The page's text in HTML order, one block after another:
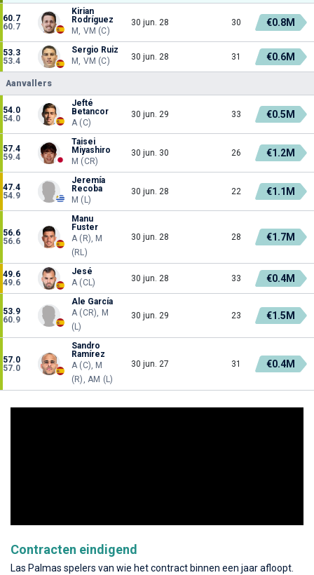
60.7
60.7
Kirian
Rodríguez
M, VM (C)
30 jun. 28 30 €0.8M
53.3
53.4
Sergio Ruiz
M, VM (C)
30 jun. 28 31 €0.6M
Aanvallers
54.0
54.0
Jefté
Betancor
A (C)
30 jun. 29 33 €0.5M
57.4
59.4
Taisei
Miyashiro
M (CR)
30 jun. 30 26 €1.2M
47.4
54.9
Jeremía
Recoba
M (L)
30 jun. 28 22 €1.1M
56.6
56.6
Manu
Fuster
A (R), M
(RL)
30 jun. 28 28 €1.7M
49.6
49.6
Jesé
A (CL)
30 jun. 28 33 €0.4M
53.9
60.9
Ale García
A (CR), M
(L)
30 jun. 29 23 €1.5M
57.0
57.0
Sandro
Ramírez
A (C), M
(R), AM (L)
30 jun. 27 31 €0.4M
Contracten eindigend
Las Palmas spelers van wie het contract binnen een jaar afloopt.